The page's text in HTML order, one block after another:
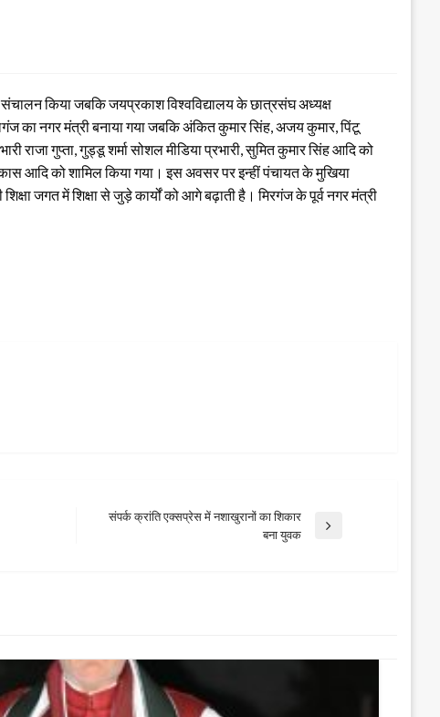
संचालन किया जबकि जयप्रकाश विश्वविद्यालय के छात्रसंघ अध्यक्ष
का नगर मंत्री बनाया गया जबकि अंकित कुमार सिंह, अजय कुमार, पिंटू
राजा गुप्ता, गुड्डू शर्मा सोशल मीडिया प्रभारी, सुमित कुमार सिंह आदि को
आदि को शामिल किया गया। इस अवसर पर इन्हीं पंचायत के मुखिया
जगत में शिक्षा से जुड़े कार्यों को आगे बढ़ाती है। मिरगंज के पूर्व नगर मंत्री
संपर्क क्रांति एक्सप्रेस में नशाखुरानों का शिकार
बना युवक